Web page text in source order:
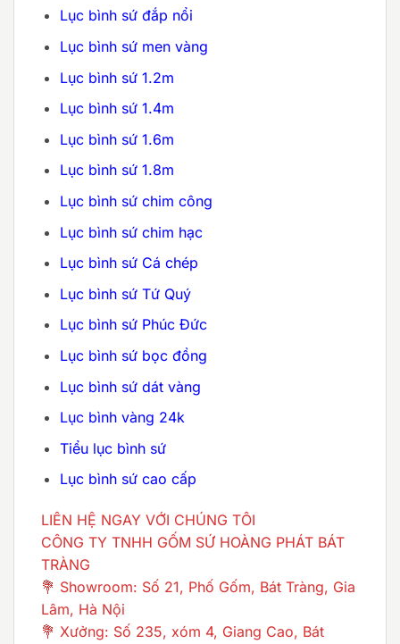
Lục bình sứ đắp nổi
Lục bình sứ men vàng
Lục bình sứ 1.2m
Lục bình sứ 1.4m
Lục bình sứ 1.6m
Lục bình sứ 1.8m
Lục bình sứ chim công
Lục bình sứ chim hạc
Lục bình sứ Cá chép
Lục bình sứ Tứ Quý
Lục bình sứ Phúc Đức
Lục bình sứ bọc đồng
Lục bình sứ dát vàng
Lục bình vàng 24k
Tiểu lục bình sứ
Lục bình sứ cao cấp
LIÊN HỆ NGAY VỚI CHÚNG TÔI
CÔNG TY TNHH GỐM SỨ HOÀNG PHÁT BÁT
TRÀNG
💐 Showroom: Số 21, Phố Gốm, Bát Tràng, Gia
Lâm, Hà Nội
💐 Xưởng: Số 235, xóm 4, Giang Cao, Bát